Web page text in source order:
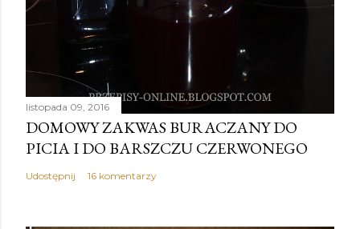
listopada 09, 2016
DOMOWY ZAKWAS BURACZANY DO
PICIA I DO BARSZCZU CZERWONEGO
Udostępnij 16 komentarzy